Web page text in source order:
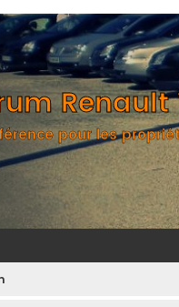
Renault
pour les